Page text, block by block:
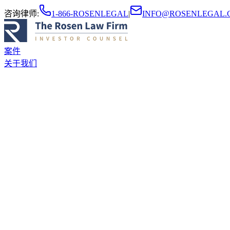
咨询律师: 1-866-ROSENLEGAL|
案件
关于我们